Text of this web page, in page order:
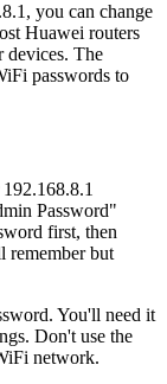
you can change
Huawei routers
devices. The
passwords to
Password"
first, then
remember but
You'll need it
Don't use the
network.